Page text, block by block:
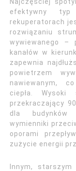
efektywny typ
rekuperatorach
rozwiązaniu
wywiewanego –
kanałów w
zapewnia
powietrzem
nawiewanym,
ciepła.
przekraczający
dla budynków
wymienniki
oporami
zużycie energii
Innym,